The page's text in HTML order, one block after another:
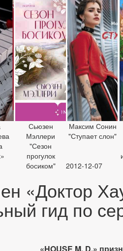
Сьюзен
Мэллери
"Сезон
прогулок
босиком"
Максим Сонин
"Ступает слон"
2012-12-07
«Доктор
гид по